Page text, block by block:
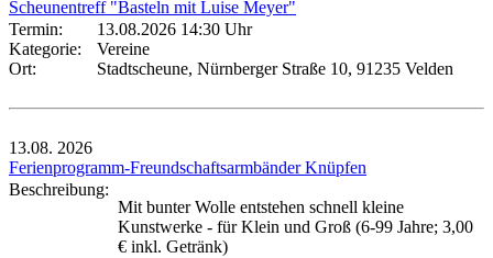
Scheunentreff "Basteln mit Luise Meyer"
Termin:
13.08.2026 14:30 Uhr
Kategorie:
Vereine
Ort:
Stadtscheune, Nürnberger Straße 10, 91235 Velden
13.08. 2026
Ferienprogramm-Freundschaftsarmbänder Knüpfen
Beschreibung:
Mit bunter Wolle entstehen schnell kleine
Kunstwerke - für Klein und Groß (6-99 Jahre; 3,00
€ inkl. Getränk)